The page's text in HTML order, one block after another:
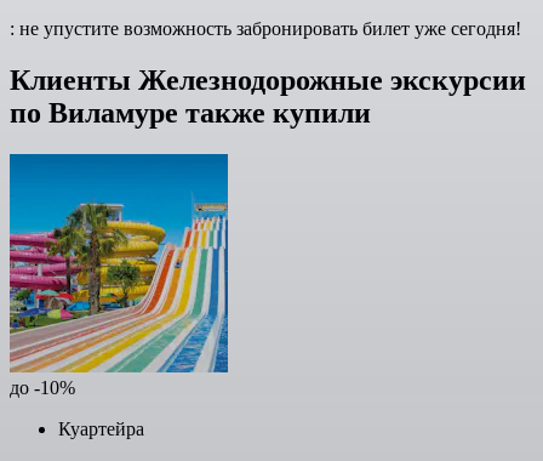
: не упустите возможность забронировать билет уже сегодня!
Клиенты Железнодорожные экскурсии
по Виламуре также купили
до -10%
Куартейра